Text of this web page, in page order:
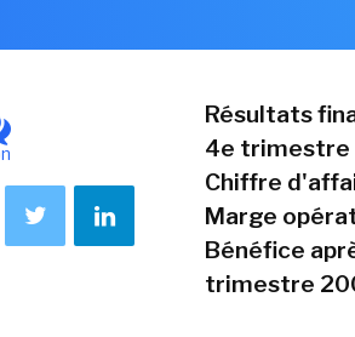
Résultats
4e trimestre
Chiffre
Marge
Bénéfice
trimestre